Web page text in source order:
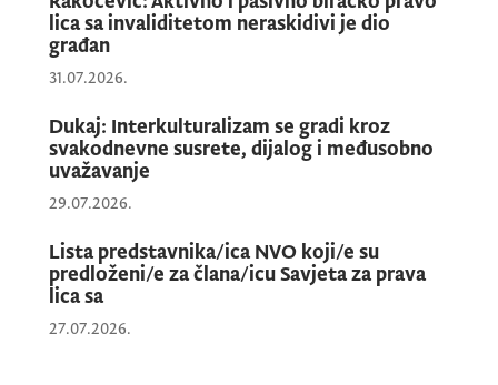
obaveza društva u cjelini da se omogući
uživanje osnovnih ljudskih prava licima sa
invaliditetom, poruka je sa Sjednice Savjeta.
Predsjednik Savjeta je izrazio očekivanje
pune posvećenosti odgovornog pristupa svih
članova Savjeta politikama koje će
doprinijeti poboljšanju položaja lica sa
invaliditetom.
lica sa invaliditetom neraskidivi je dio
građan
31.07.2026.
Dukaj: Interkulturalizam se gradi kroz
svakodnevne susrete, dijalog i međusobno
uvažavanje
29.07.2026.
Lista predstavnika/ica NVO koji/e su
predloženi/e za člana/icu Savjeta za prava
lica sa
27.07.2026.